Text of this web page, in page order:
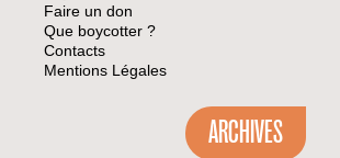
Faire un don
Que boycotter ?
Contacts
Mentions Légales
ARCHIVES